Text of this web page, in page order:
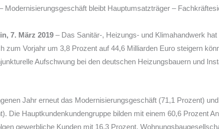
Modernisierungsgeschäft bleibt Hauptumsatzträger –
7. März 2019 – Das Sanitär-, Heizungs- und Klimahandwerk hat
zum Vorjahr um 3,8 Prozent auf 44,6 Milliarden Euro steigern
Aufschwung bei den deutschen Heizungsbauern und
Jahr erneut das Modernisierungsgeschäft (71,1 Prozent)
Die Hauptkundenkundengruppe bilden mit einem 60,6 Prozent
gewerbliche Kunden mit 16,3 Prozent,